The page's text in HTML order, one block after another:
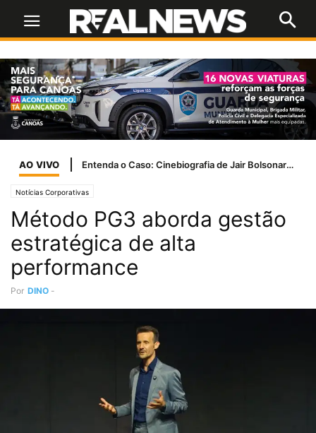
AO VIVO
Notícias Corporativas
Método PG3 aborda gestão
estratégica de alta
performance
Por DINO -